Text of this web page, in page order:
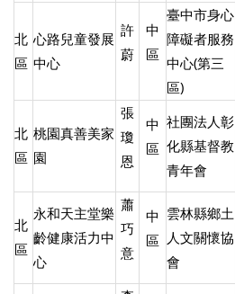
北
區
心路兒童發展
中心
許
蔚
中
區
臺中市身心
障礙者服務
中心(第三
區)
北
區
桃園真善美家
園
張
瓊
恩
中
區
社團法人彰
化縣基督教
青年會
北
區
永和天主堂樂
齡健康活力中
心
蕭
巧
意
中
區
雲林縣鄉土
人文關懷協
會